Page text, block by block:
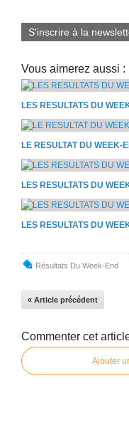
S'inscrire à la
Vous aimerez aussi :
LES RESULTATS DU
LE RESULTAT DU WEEK-
LES RESULTATS DU
LES RESULTATS DU
Résultats Du Week-End
« Article précédent
Commenter cet
Ajouter